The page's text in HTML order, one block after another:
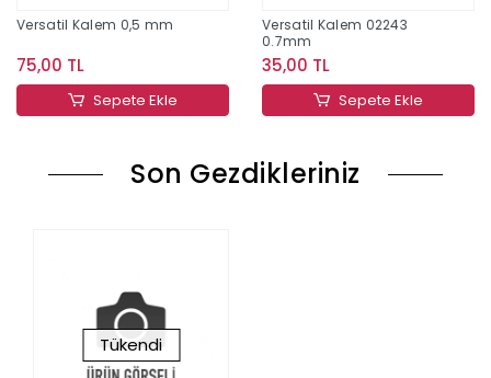
Versatil Kalem 0,5 mm
75,00 TL
Sepete Ekle
Versatil Kalem 02243
0.7mm
35,00 TL
Sepete Ekle
Son Gezdikleriniz
Tükendi